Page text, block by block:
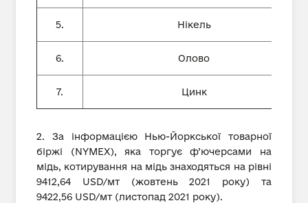
5. Нікель
6. Олово
7. Цинк
2. За інформацією Нью-Йоркської товарної
біржі (NYMEX), яка торгує ф’ючерсами на
мідь, котирування на мідь знаходяться на рівні
9412,64 USD/мт (жовтень 2021 року) та
9422,56 USD/мт (листопад 2021 року).